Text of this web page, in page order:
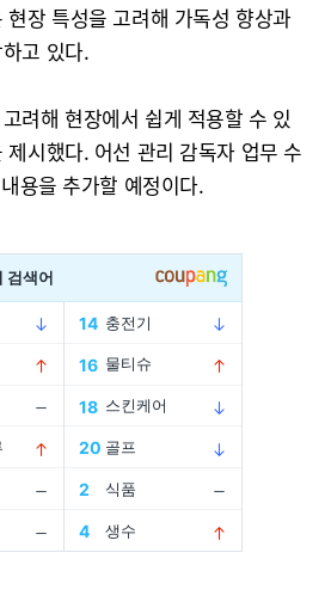
장 특성을 고려해 가독성 향상과
고 있다.
려해 현장에서 쉽게 적용할 수 있
시했다. 어선 관리 감독자 업무 수
용을 추가할 예정이다.